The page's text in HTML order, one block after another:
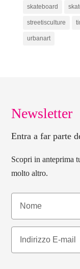
skateboard
streetisculture
urbanart
Newsletter
Entra a far parte
Scopri in anteprima
molto altro.